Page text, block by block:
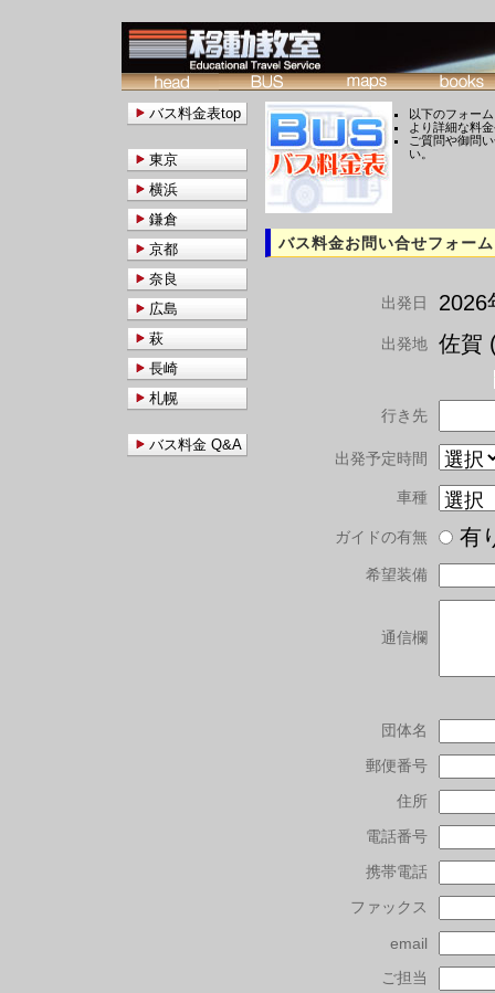
以下のフォー
より詳細な料
ご質問や御問
い。
バス料金お問い合せフォーム
出発日 2026
出発地 佐賀
行き先
出発予定時間
車種
ガイドの有無
希望装備
通信欄
団体名
郵便番号
住所
電話番号
携帯電話
ファックス
email
ご担当
バス料金表top
東京
横浜
鎌倉
京都
奈良
広島
萩
長崎
札幌
バス料金 Q&A